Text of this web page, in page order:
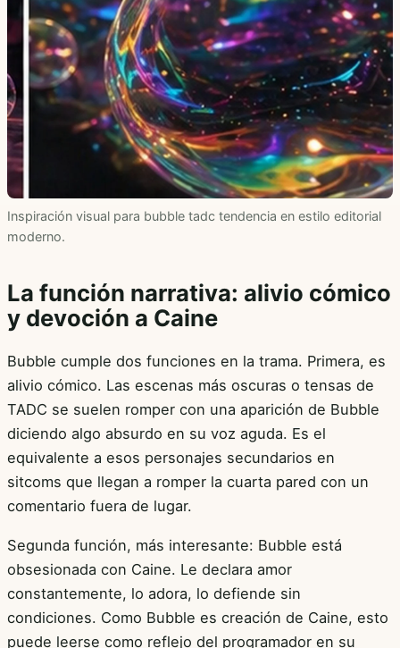
Inspiración visual para bubble tadc tendencia en estilo editorial
moderno.
La función narrativa: alivio cómico
y devoción a Caine
Bubble cumple dos funciones en la trama. Primera, es
alivio cómico. Las escenas más oscuras o tensas de
TADC se suelen romper con una aparición de Bubble
diciendo algo absurdo en su voz aguda. Es el
equivalente a esos personajes secundarios en
sitcoms que llegan a romper la cuarta pared con un
comentario fuera de lugar.
Segunda función, más interesante: Bubble está
obsesionada con Caine. Le declara amor
constantemente, lo adora, lo defiende sin
condiciones. Como Bubble es creación de Caine, esto
puede leerse como reflejo del programador en su